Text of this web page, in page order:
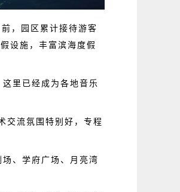
，园区累计接待游客
设施，丰富滨海度假
里已经成为各地音乐
交流氛围特别好，专程
、学府广场、月亮湾